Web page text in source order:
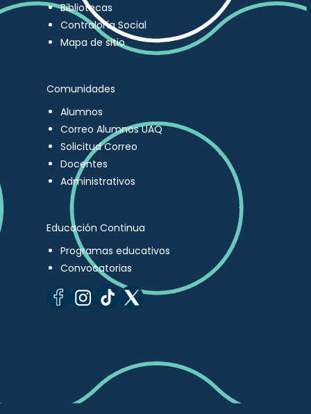
Bibliotecas
Contraloría Social
Mapa de sitio
Comunidades
Alumnos
Correo Alumnos UAQ
Solicitud Correo
Docentes
Administrativos
Educación Continua
Programas educativos
Convocatorias